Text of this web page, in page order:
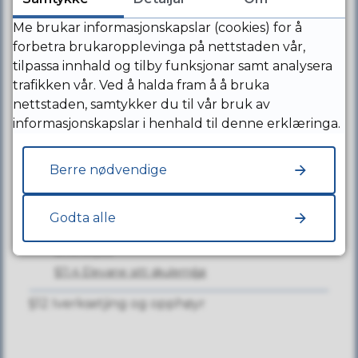
Kontakt oss
Kontakt Suldal kommune
Ring oss
Besøk oss
Organisasjonsnummer 964979189
Jobb i Suldal kommune
Ledige stillingar
Bli ein del av Kraftlaget!
oppseiing av plass
§8 Plasstype, foreldrebetaling og
fakturering
§8.2 Fakturering, foreldrebetaling, fritak
for foreldrebetaling m.m.
§9 Leike- og opphaldsareal
§10 Personale og leiing
§11 Generelt
§11.2 Forsikring
§11.4 Elevane sitt skulemiljø
§12 Iverksetjing og opphøyr
Me brukar informasjonskapslar (cookies) for å
forbetra brukaropplevinga på nettstaden vår,
tilpassa innhald og tilby funksjonar samt analysera
trafikken vår. Ved å halda fram å å bruka
nettstaden, samtykker du til vår bruk av
informasjonskapslar i henhald til denne erklæringa.
Berre nødvendige
Godta alle